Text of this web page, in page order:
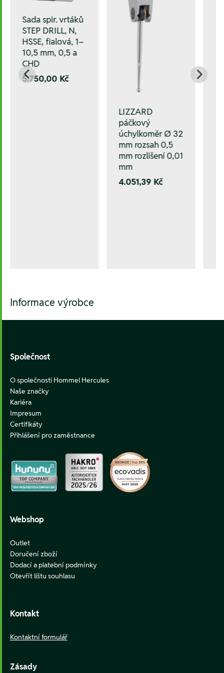
Sada spir. vrtáků
STEP DRILL, N,
HSSE, fialová, 1–
10,5 mm, 0,5 a
CHD
5.750,00 Kč
LIZZARD
páčkový
úchylkoměr Ø 32
mm rozsah 0,5
mm rozlišení 0,01
mm
4.051,39 Kč
Informace výrobce
Footer
Společnost
O společnosti Hommel Hercules
Naše značky
Kariéra
Impresum
Certifikáty
Přihlášení pro zaměstnance
Webshop
Outlet
Doručení zboží
Dodací a platební podmínky
Otevřít lištu souhlasu
Kontakt
Kontaktní formulář
Zásady